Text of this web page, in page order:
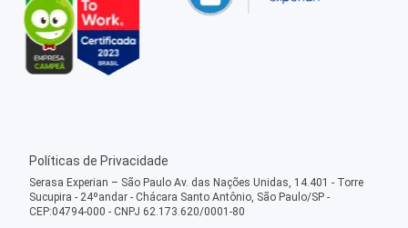
Políticas de Privacidade
Serasa Experian – São Paulo Av. das Nações Unidas, 14.401 - Torre
Sucupira - 24ºandar - Chácara Santo Antônio, São Paulo/SP -
CEP:04794-000 - CNPJ 62.173.620/0001-80